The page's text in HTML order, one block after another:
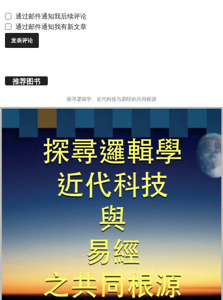
通过邮件通知我后续评论
通过邮件通知我有新文章
推荐图书
探寻逻辑学、近代科技与易经的共同根源